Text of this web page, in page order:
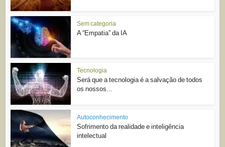
Sem categoria
A “Empatia” da IA
Tecnologia
Será que a tecnologia é a salvação de todos
os nossos...
Autoconhecimento
Sofrimento da realidade e inteligência
intelectual